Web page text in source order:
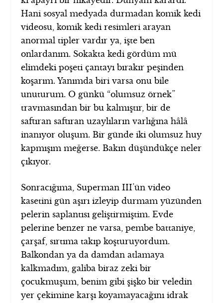
Hani sosyal medyada durmadan komik kedi
videosu, komik kedi resimleri arayan
anormal tipler vardır ya, işte ben
onlardanım. Sokakta kedi gördüm mü
elimdeki poşeti çantayı bırakır peşinden
koşarım. Yanımda biri varsa onu bile
unuturum. O günkü “olumsuz örnek”
travmasından bir bu kalmıştır, bir de
saftıran saftıran uzaylıların varlığına hâlâ
inanıyor oluşum. Bir günde iki olumsuz huy
kapmışım meğerse. Bakın düşündükçe neler
çıkıyor.
Sonracığıma, Superman III’ün video
kasetini gün aşırı izleyip durmam yüzünden
pelerin saplantısı geliştirmiştim. Evde
pelerine benzer ne varsa, pembe battaniye,
çarşaf, sırtıma takıp koşturuyordum.
Balkondan ya da damdan atlamaya
kalkmadım, galiba biraz zeki bir
çocukmuşum, benim gibi şişko bir veledin
yer çekimine karşı koyamayacağını idrak